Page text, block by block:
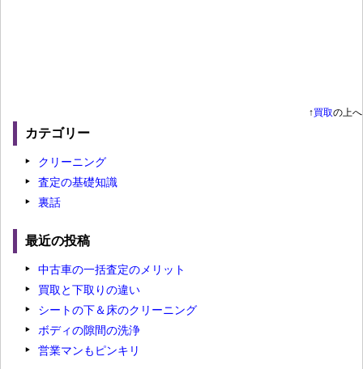
↑買取の上へ
カテゴリー
クリーニング
査定の基礎知識
裏話
最近の投稿
中古車の一括査定のメリット
買取と下取りの違い
シートの下＆床のクリーニング
ボディの隙間の洗浄
営業マンもピンキリ